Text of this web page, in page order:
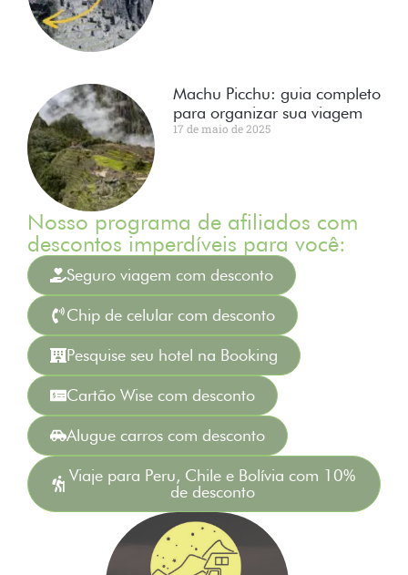
Machu Picchu: guia completo
para organizar sua viagem
17 de maio de 2025
Nosso programa de afiliados com
descontos imperdíveis para você:
Seguro viagem com desconto
Chip de celular com desconto
Pesquise seu hotel na Booking
Cartão Wise com desconto
Alugue carros com desconto
Viaje para Peru, Chile e Bolívia com 10%
de desconto